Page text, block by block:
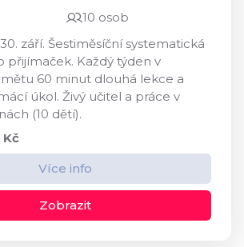
10 osob
září. Šestiměsíční systematická
přijímaček. Každý týden v
60 minut dlouhá lekce a
úkol. Živý učitel a práce v
(10 dětí).
Kč
Více info
Zobrazit